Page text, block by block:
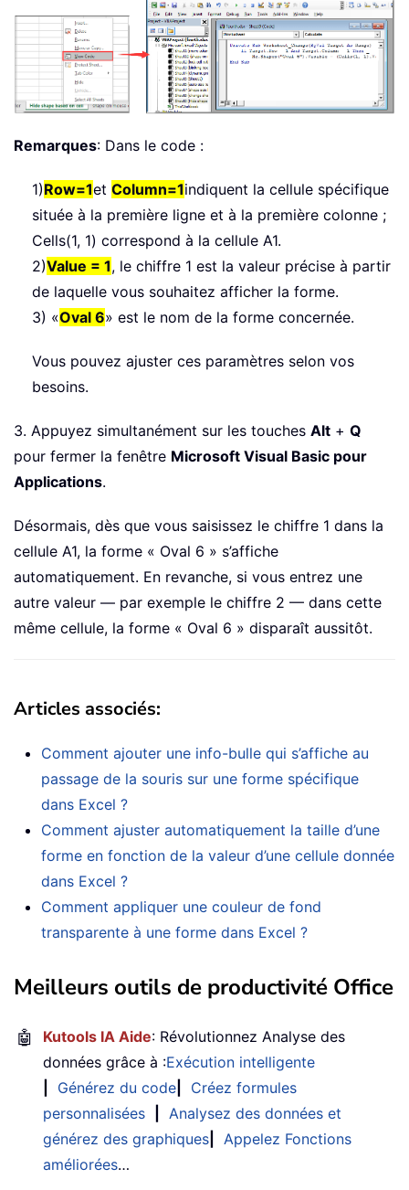
Remarques: Dans le code :
1)Row=1et Column=1indiquent la cellule spécifique
située à la première ligne et à la première colonne ;
Cells(1, 1) correspond à la cellule A1.
2)Value = 1, le chiffre 1 est la valeur précise à partir
de laquelle vous souhaitez afficher la forme.
3) «Oval 6» est le nom de la forme concernée.
Vous pouvez ajuster ces paramètres selon vos
besoins.
3. Appuyez simultanément sur les touches Alt + Q
pour fermer la fenêtre Microsoft Visual Basic pour
Applications.
Désormais, dès que vous saisissez le chiffre 1 dans la
cellule A1, la forme « Oval 6 » s’affiche
automatiquement. En revanche, si vous entrez une
autre valeur — par exemple le chiffre 2 — dans cette
même cellule, la forme « Oval 6 » disparaît aussitôt.
Articles associés:
Comment ajouter une info-bulle qui s’affiche au
passage de la souris sur une forme spécifique
dans Excel ?
Comment ajuster automatiquement la taille d’une
forme en fonction de la valeur d’une cellule donnée
dans Excel ?
Comment appliquer une couleur de fond
transparente à une forme dans Excel ?
Meilleurs outils de productivité Office
🤖 Kutools IA Aide: Révolutionnez Analyse des
données grâce à :Exécution intelligente
Générez du code
Créez formules
personnalisées
Analysez des données et
générez des graphiques
Appelez Fonctions
améliorées…